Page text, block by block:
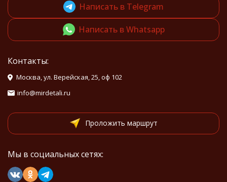
Написать в Telegram
Написать в Whatsapp
Контакты:
Москва, ул. Верейская, 25, оф 102
info@mirdetali.ru
Проложить маршрут
Мы в социальных сетях: